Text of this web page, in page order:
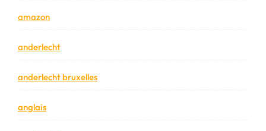
amazon
anderlecht
anderlecht bruxelles
anglais